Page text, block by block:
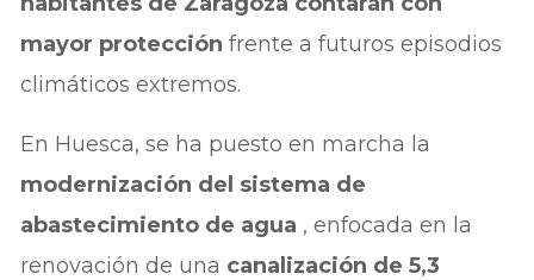
mayor protección frente a futuros episodios
climáticos extremos.
En Huesca, se ha puesto en marcha la
modernización del sistema de
abastecimiento de agua , enfocada en la
renovación de una canalización de 5,3